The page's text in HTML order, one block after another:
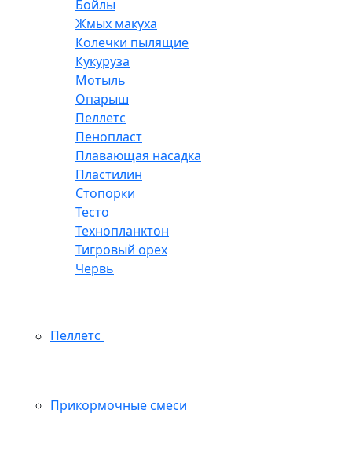
Бойлы
Жмых макуха
Колечки пылящие
Кукуруза
Мотыль
Опарыш
Пеллетс
Пенопласт
Плавающая насадка
Пластилин
Стопорки
Тесто
Технопланктон
Тигровый орех
Червь
Пеллетс
Прикормочные смеси